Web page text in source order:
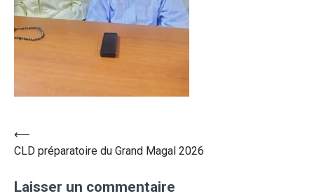
⟵
CLD préparatoire du Grand Magal 2026
Laisser un commentaire